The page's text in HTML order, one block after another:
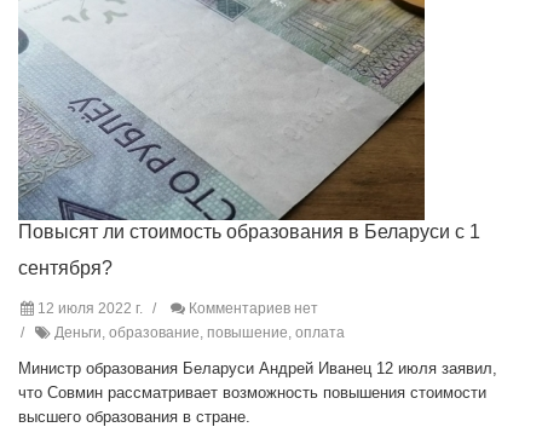
Повысят ли стоимость образования в Беларуси с 1
сентября?
12 июля 2022 г.
Комментариев нет
Деньги, образование, повышение, оплата
Министр образования Беларуси Андрей Иванец 12 июля заявил,
что Совмин рассматривает возможность повышения стоимости
высшего образования в стране.